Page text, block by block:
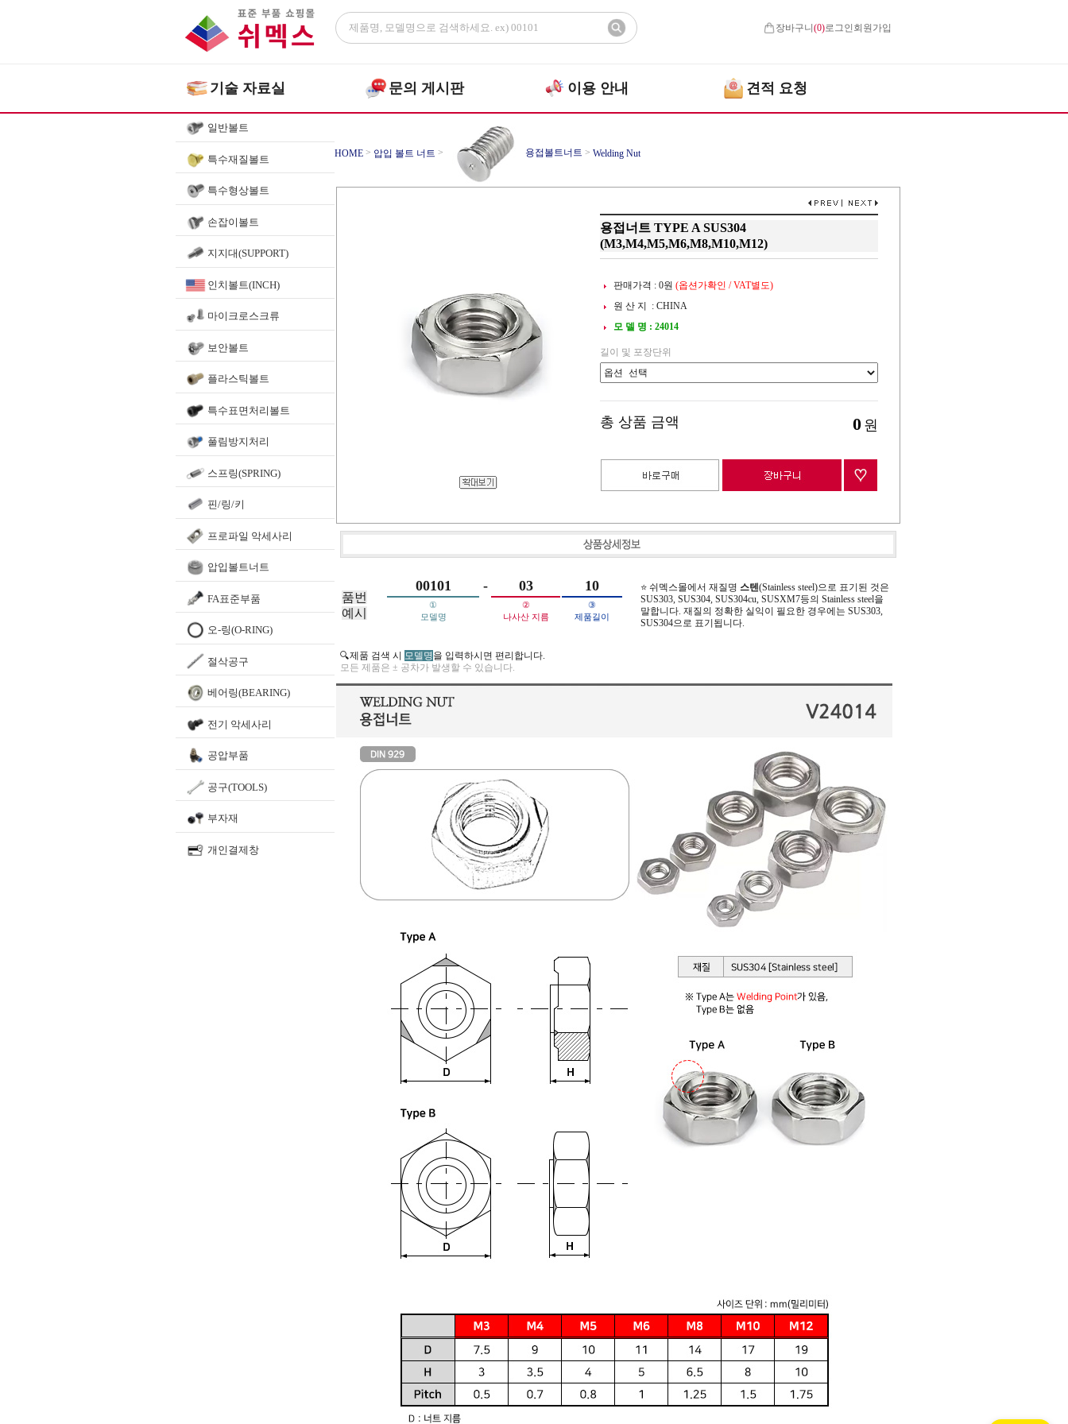
장바구니(0)로그인 회원가입
기술 자료실 문의 게시판 이용 안내 견적 요청
일반볼트
특수재질볼트
특수형상볼트
손잡이볼트
지지대(SUPPORT)
인치볼트(INCH)
마이크로스크류
보안볼트
플라스틱볼트
특수표면처리볼트
풀림방지처리
스프링(SPRING)
핀/링/키
프로파일 악세사리
압입볼트너트
FA표준부품
오-링(O-RING)
절삭공구
베어링(BEARING)
전기 악세사리
공압부품
공구(TOOLS)
부자재
개인결제창
HOME > 압입 볼트 너트 > 용접볼트너트 > Welding Nut
용접너트 TYPE A SUS304
(M3,M4,M5,M6,M8,M10,M12)
판매가격 : 0원 (옵션가확인 / VAT별도)
원 산 지 : CHINA
모 델 명 : 24014
길이 및 포장단위
총 상품 금액 0 원
품번
예시
00101 - 03 10
①
모델명
②
나사산 지름
③
제품길이
⭐ 쉬멕스몰에서 재질명 스텐(Stainless steel)으로 표기된 것은
SUS303, SUS304, SUS304cu, SUSXM7등의 Stainless steel을
말합니다. 재질의 정확한 실익이 필요한 경우에는 SUS303,
SUS304으로 표기됩니다.
🔍제품 검색 시 모델명을 입력하시면 편리합니다.
모든 제품은 ± 공차가 발생할 수 있습니다.